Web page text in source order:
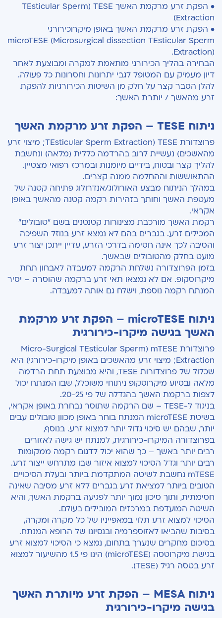
• הפקת זרע מרקמת האשך TESE‏ (TEsticular Sperm
Extraction)
• הפקת זרע מרקמת האשך באופן מיקרוכירורגי
microTESE (Microsurgical dissection TEsticular Sperm
Extraction).
הבחירה בהליך הכירורגי מותאמת למקרה ומבוצעת לאחר
דיון מעמיק עם המטופל לגבי יתרונות וחסרונות כל פעולה.
להלן הסבר קצר על חלק מן השיטות הכירורגיות להפקת
זרע מהאשך / יותרת האשך:
ניתוח TESE – הפקת זרע מרקמת האשך
פרוצדורת TESE (TEsticular Sperm Extraction; מיצוי זרע
מהאשכים) נעשיית לרוב בהרדמה כללית (מלאה) ונחשבת
להליך קצר ובטוח, בידיים מיומנות ובמרכז רפואי מצטיין.
ההתאוששות וההחלמה ממנה קצרים.
במהלך הניתוח מבצע האורולוג/אנדרולוג פתיחה קטנה של
מעטפת האשך וחותך בזהירות רקמה קטנה מהאשך באופן
אקראי.
רקמת האשך מורכבת מצינורות קטנטנים בשם "טובולים"
המכילים זרע. בגברים בהם לא נמצא זרע בנוזל השפיכה
והסיבה לכך אינה חסימה בדרכי הזרע, עדיין ייתכן יצור זרע
מועט בחלק מהטובולים שבאשך.
בזמן הפרוצדורה נשלחת הרקמה למעבדה לאבחון תחת
מיקרוסקופ. אם לא נמצאו תאי זרע ברקמה שהוסרה – יסיר
המנתח רקמה נוספת, וישלח גם אותה למעבדה.
ניתוח microTESE – הפקת זרע מרקמת
האשך בגישה מיקרו-כירורגית
פרוצדורת mTESE (Micro-Surgical TEsticular Sperm
Extraction; מיצוי זרע מהאשכים באופן מיקרו-כירורגי) היא
שכלול של פרוצדורות TESE, והיא מבוצעת תחת הרדמה
מלאה ובסיוע מיקרוסקופ ניתוחי משוכלל, שבו המנתח יכול
לצפות ברקמת האשך בהגדלה של פי 20-25.
בניגוד ל-TESE – שם הרקמה שתוסר נבחרת באופן אקראי,
בשיטת microTESE המנתח בוחר באופן מכוון טובולים עבים
יותר, שבהם יש סיכוי גדול יותר למצוא זרע. בנוסף,
בפרוצדורה המיקרו-כירורגית, למנתח יש גישה לאזורים
רבים יותר באשך – כך שהוא יכול לדגום רקמה ממקומות
רבים יותר וגדל הסיכוי למצוא איזור שבו מתרחש ייצור זרע.
mTESE נחשבת לשיטה המתקדמת ביותר ובעלת הסיכויים
הטובים ביותר למציאת זרע בגברים ללא זרע מסיבה שאינה
חסימתית, ותוך סיכון נמוך יותר לפגיעה ברקמת האשך, והיא
השיטה המועדפת במרכזים המובילים בעולם.
הסיכוי למצוא זרע תלוי במאפייניו של כל מקרה ומקרה,
בסיבות שהביאו לאזוספרמיה ובנסיונו של הרופא המנתח.
בסיכום מחקרים שנערך בתחום, נמצא כי הסיכוי למצוא זרע
בגישת מיקרוטסה (microTESE) הינו פי 1.5 מהשיעור למצוא
זרע בטסה רגיל (TESE).
ניתוח MESA – הפקת זרע מיותרת האשך
בגישה מיקרו-כירורגית